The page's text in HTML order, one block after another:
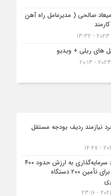
صالحی ( مدیرعامل راه آهن
های ریلی + ویدیو
نیازمند ردیف بودجه مستقل
امضای قرارداد سرمایه‌گذاری به ارزش حدود ۴۰۰
میلیون یورو برای تأمین ۲۰۰ دستگاه